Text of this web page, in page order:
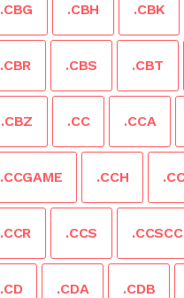
.CBG .CBH .CBK
.CBR .CBS .CBT
.CBZ .CC .CCA
.CCGAME .CCH
.CCR .CCS .CCSCC
.CD .CDA .CDB